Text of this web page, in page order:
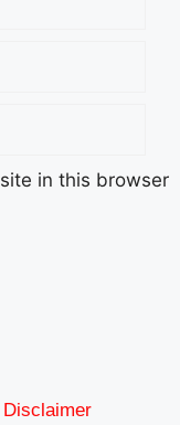
in this browser
Disclaimer